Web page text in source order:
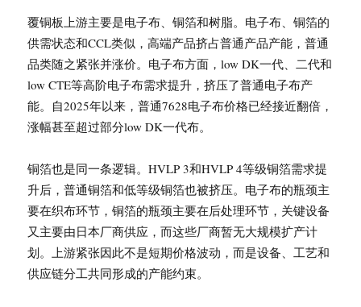
覆铜板上游主要是电子布、铜箔和树脂。电子布、铜箔的
供需状态和CCL类似，高端产品挤占普通产品产能，普通
品类随之紧张并涨价。电子布方面，low DK一代、二代和
low CTE等高阶电子布需求提升，挤压了普通电子布产
能。自2025年以来，普通7628电子布价格已经接近翻倍，
涨幅甚至超过部分low DK一代布。
铜箔也是同一条逻辑。HVLP 3和HVLP 4等级铜箔需求提
升后，普通铜箔和低等级铜箔也被挤压。电子布的瓶颈主
要在织布环节，铜箔的瓶颈主要在后处理环节，关键设备
又主要由日本厂商供应，而这些厂商暂无大规模扩产计
划。上游紧张因此不是短期价格波动，而是设备、工艺和
供应链分工共同形成的产能约束。